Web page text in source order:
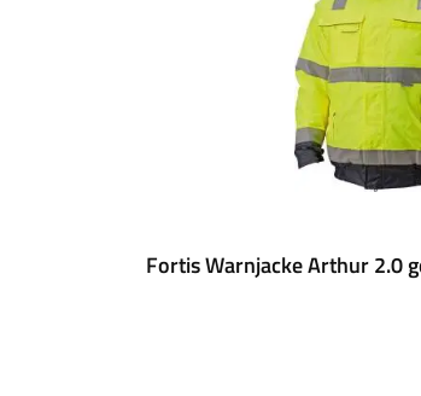
Fortis Warnjacke Arthur 2.0